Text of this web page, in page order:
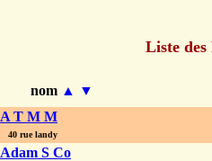
Liste des
nom ▲
▼
A T M M
40 rue landy
Adam S Co